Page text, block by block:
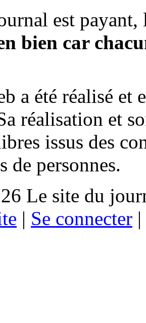
est payant,
bien car
a été réalisé et
réalisation et
issus des
de personnes.
Le site du
| Se connecter |